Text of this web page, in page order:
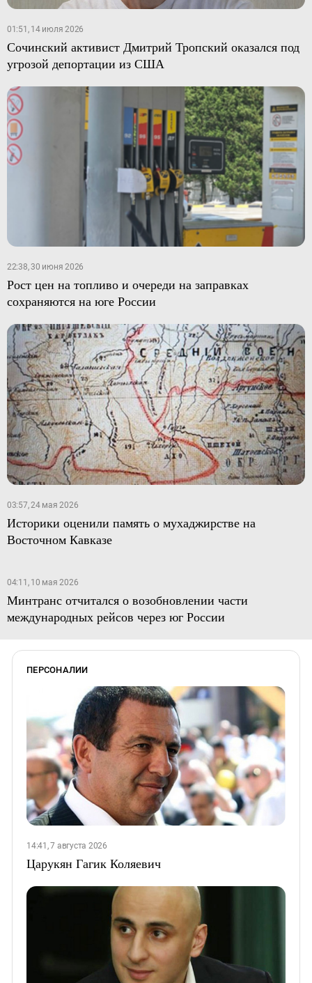
01:51, 14 июля 2026
Сочинский активист Дмитрий Тропский оказался под
угрозой депортации из США
22:38, 30 июня 2026
Рост цен на топливо и очереди на заправках
сохраняются на юге России
03:57, 24 мая 2026
Историки оценили память о мухаджирстве на
Восточном Кавказе
04:11, 10 мая 2026
Минтранс отчитался о возобновлении части
международных рейсов через юг России
ПЕРСОНАЛИИ
14:41, 7 августа 2026
Царукян Гагик Коляевич